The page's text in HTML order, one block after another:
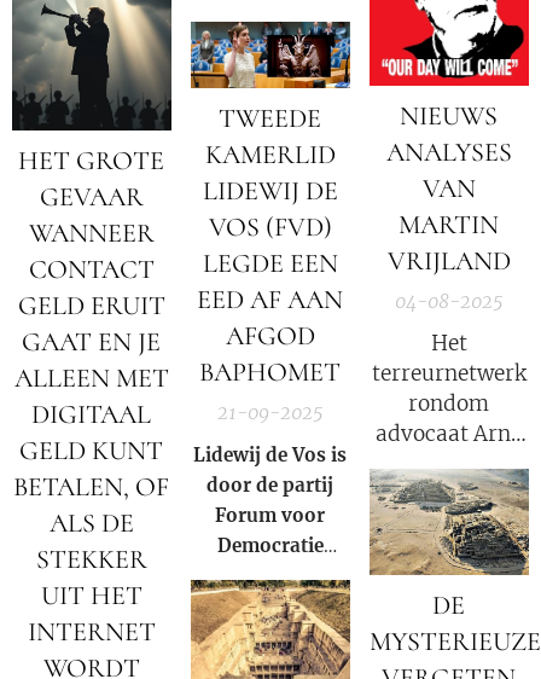
perspectief
HET GROTE
GEVAAR
WANNEER
CONTACT
GELD ERUIT
GAAT EN JE
ALLEEN MET
DIGITAAL
GELD KUNT
BETALEN, OF
ALS DE
STEKKER
UIT HET
INTERNET
WORDT
TWEEDE
KAMERLID
LIDEWIJ DE
VOS (FVD)
LEGDE EEN
EED AF AAN
AFGOD
BAPHOMET
21-09-2025
Lidewij de Vos is
door de partij
Forum voor
Democratie
(FvD) naar voren
geschoven als
laatste
troefkaart van
NIEUWS
ANALYSES
VAN
MARTIN
VRIJLAND
04-08-2025
Het
terreurnetwerk
rondom
advocaat Arno
van Kessel
geïdentificeerd
door journalist
Martin
DE
MYSTERIEUZE